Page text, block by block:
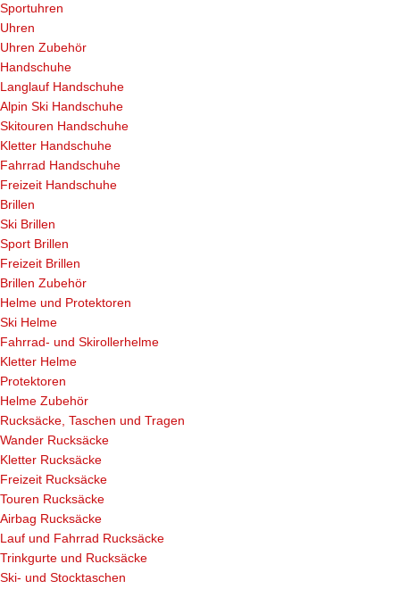
Sportuhren
Uhren
Uhren Zubehör
Handschuhe
Langlauf Handschuhe
Alpin Ski Handschuhe
Skitouren Handschuhe
Kletter Handschuhe
Fahrrad Handschuhe
Freizeit Handschuhe
Brillen
Ski Brillen
Sport Brillen
Freizeit Brillen
Brillen Zubehör
Helme und Protektoren
Ski Helme
Fahrrad- und Skirollerhelme
Kletter Helme
Protektoren
Helme Zubehör
Rucksäcke, Taschen und Tragen
Wander Rucksäcke
Kletter Rucksäcke
Freizeit Rucksäcke
Touren Rucksäcke
Airbag Rucksäcke
Lauf und Fahrrad Rucksäcke
Trinkgurte und Rucksäcke
Ski- und Stocktaschen